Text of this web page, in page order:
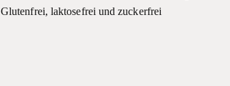
Glutenfrei, laktosefrei und zuckerfrei